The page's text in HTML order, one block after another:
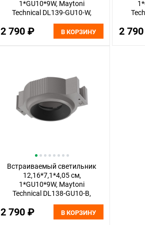
1*GU10*9W, Maytoni
Technical DL139-GU10-W,
2 790 ₽ В КОРЗИНУ 2
Встраиваемый светильник
12,16*7,1*4,05 см,
1*GU10*9W, Maytoni
Technical DL138-GU10-B,
2 790 ₽ В КОРЗИНУ